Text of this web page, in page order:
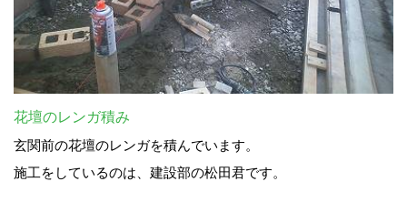
花壇のレンガ積み
玄関前の花壇のレンガを積んでいます。
施工をしているのは、建設部の松田君です。